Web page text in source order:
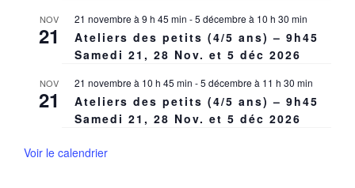
NOV
21
21 novembre à 9 h 45 min -5 décembre à 10 h 30 min
Ateliers des petits (4/5 ans) – 9h45
Samedi 21, 28 Nov. et 5 déc 2026
NOV
21
21 novembre à 10 h 45 min -5 décembre à 11 h 30 min
Ateliers des petits (4/5 ans) – 9h45
Samedi 21, 28 Nov. et 5 déc 2026
Voir le calendrier